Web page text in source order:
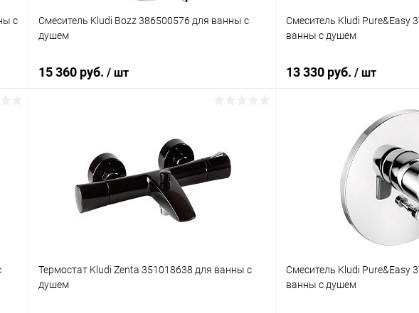
с
Смеситель Kludi Bozz 386500576 для ванны с
душем
15 360 руб. / шт
Купить в 1 клик Сравнение
В избранное Под заказ
Смеситель Kludi Pure&Easy
ванны с душем
13 330 руб. / шт
Купить в 1 клик
В избранное
Термостат Kludi Zenta 351018638 для ванны с
душем
Смеситель Kludi Pure&Easy
ванны с душем